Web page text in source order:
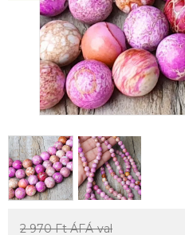
2 970 FtÁFÁ-val